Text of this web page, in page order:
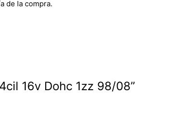
de la compra.
16v Dohc 1zz 98/08”